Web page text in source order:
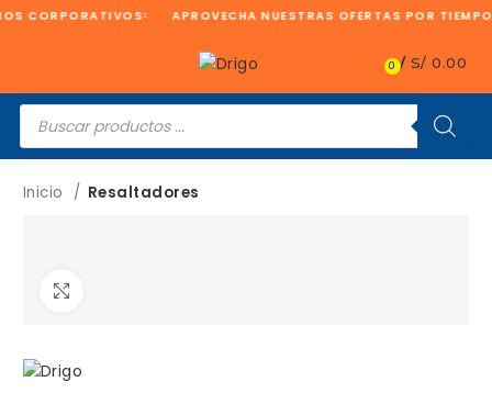
CORPORATIVOS APROVECHA NUESTRAS OFERTAS POR
0 / S/ 0.00
Búsqueda
de
productos
Inicio Resaltadores